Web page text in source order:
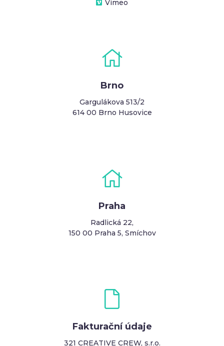
Vimeo
Brno
Gargulákova 513/2
614 00 Brno Husovice
Praha
Radlická 22,
150 00 Praha 5, Smíchov
Fakturační údaje
321 CREATIVE CREW, s.r.o.